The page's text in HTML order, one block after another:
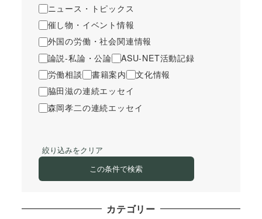
ニュース・トピックス
催し物・イベント情報
外国の労働・社会関連情報
論説-私論・公論
ASU-NET活動記録
労働相談
書籍案内
文化情報
脇田滋の連続エッセイ
森岡孝二の連続エッセイ
絞り込みをクリア
この条件で検索
カテゴリー